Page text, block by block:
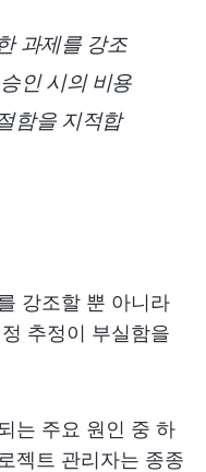
과제를 강조
인 시의 비용
함을 지적합
강조할 뿐 아니라
추정이 부실함을
는 주요 원인 중 하
젝트 관리자는 종종